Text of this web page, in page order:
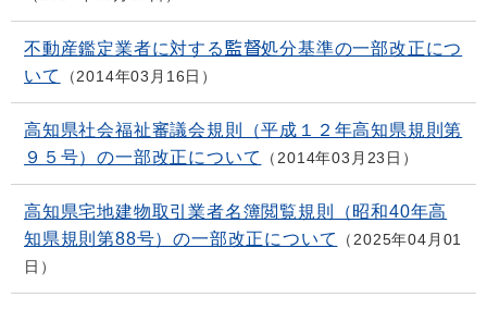
不動産鑑定業者に対する監督処分基準の一部改正につ
いて
2014年03月16日
高知県社会福祉審議会規則（平成１２年高知県規則第
９５号）の一部改正について
2014年03月23日
高知県宅地建物取引業者名簿閲覧規則（昭和40年高
知県規則第88号）の一部改正について
2025年04月01
日